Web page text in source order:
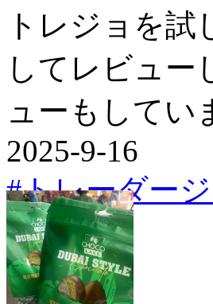
トレジョを
してレビュー
ューもしてい
2025-9-16
#トレーダー